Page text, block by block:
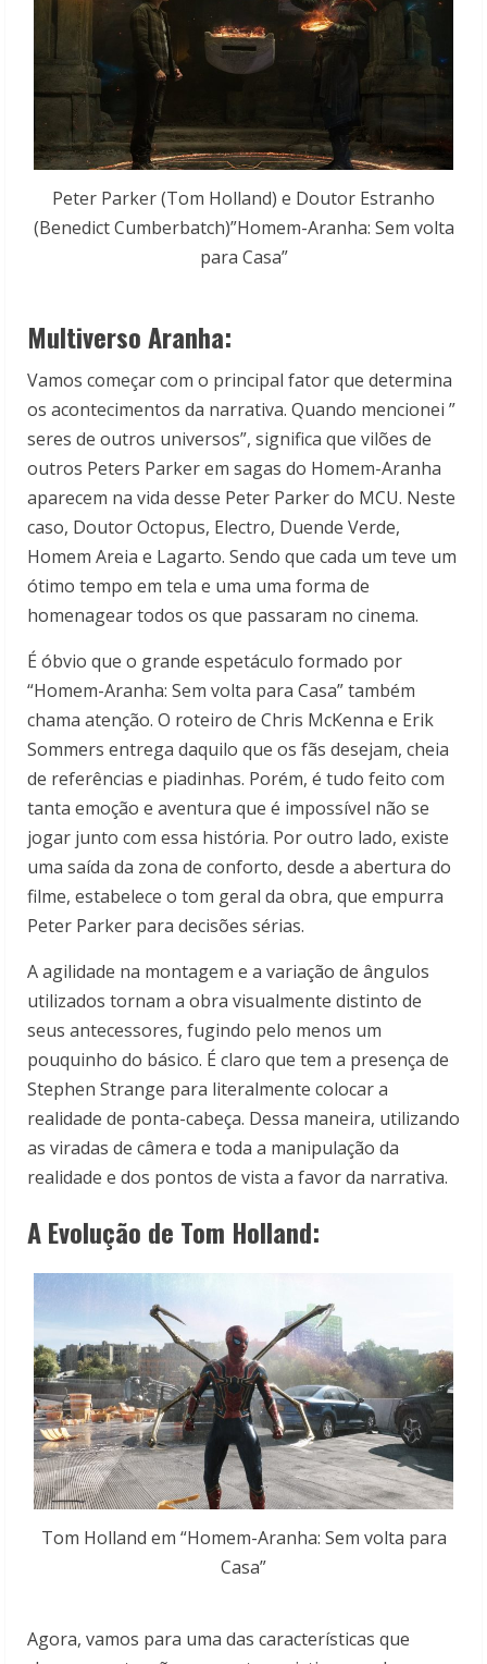
Peter Parker (Tom Holland) e Doutor Estranho
(Benedict Cumberbatch)”Homem-Aranha: Sem volta
para Casa”
Multiverso Aranha:
Vamos começar com o principal fator que determina
os acontecimentos da narrativa. Quando mencionei ”
seres de outros universos”, significa que vilões de
outros Peters Parker em sagas do Homem-Aranha
aparecem na vida desse Peter Parker do MCU. Neste
caso, Doutor Octopus, Electro, Duende Verde,
Homem Areia e Lagarto. Sendo que cada um teve um
ótimo tempo em tela e uma uma forma de
homenagear todos os que passaram no cinema.
É óbvio que o grande espetáculo formado por
“Homem-Aranha: Sem volta para Casa” também
chama atenção. O roteiro de Chris McKenna e Erik
Sommers entrega daquilo que os fãs desejam, cheia
de referências e piadinhas. Porém, é tudo feito com
tanta emoção e aventura que é impossível não se
jogar junto com essa história. Por outro lado, existe
uma saída da zona de conforto, desde a abertura do
filme, estabelece o tom geral da obra, que empurra
Peter Parker para decisões sérias.
A agilidade na montagem e a variação de ângulos
utilizados tornam a obra visualmente distinto de
seus antecessores, fugindo pelo menos um
pouquinho do básico. É claro que tem a presença de
Stephen Strange para literalmente colocar a
realidade de ponta-cabeça. Dessa maneira, utilizando
as viradas de câmera e toda a manipulação da
realidade e dos pontos de vista a favor da narrativa.
A Evolução de Tom Holland:
Tom Holland em “Homem-Aranha: Sem volta para
Casa”
Agora, vamos para uma das características que